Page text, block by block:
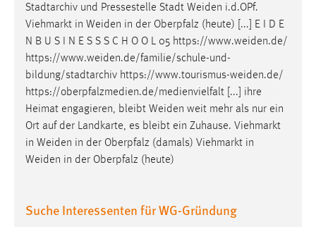
Stadtarchiv und Pressestelle Stadt Weiden i.d.OPf.
Viehmarkt in Weiden in der Oberpfalz (heute) [...] E I D E
N B U S I N E S S S C H O O L 05 https://www.weiden.de/
https://www.weiden.de/familie/schule-und-
bildung/stadtarchiv https://www.tourismus-weiden.de/
https://oberpfalzmedien.de/medienvielfalt [...] ihre
Heimat engagieren, bleibt Weiden weit mehr als nur ein
Ort auf der Landkarte, es bleibt ein Zuhause. Viehmarkt
in Weiden in der Oberpfalz (damals) Viehmarkt in
Weiden in der Oberpfalz (heute)
Suche Interessenten für WG-Gründung
Facebook Pixel
Name:
_fbp
Anbieter:
Facebook
Zweck:
Cookie Laufzeit: